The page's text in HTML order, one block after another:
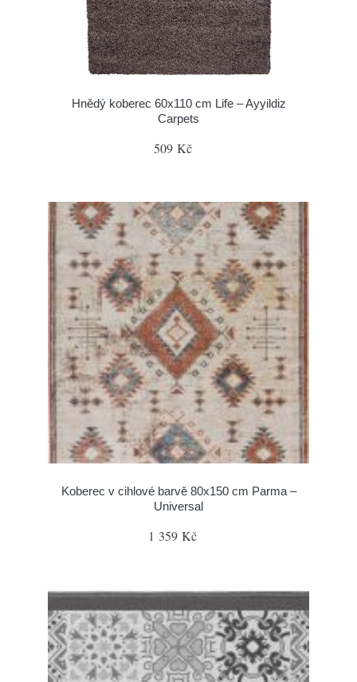
Hnědý koberec 60x110 cm Life – Ayyildiz
Carpets
509 Kč
Koberec v cihlové barvě 80x150 cm Parma –
Universal
1 359 Kč